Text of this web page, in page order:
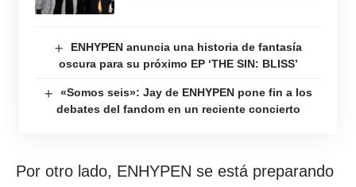
ENHYPEN anuncia una historia de fantasía
oscura para su próximo EP ‘THE SIN: BLISS’
«Somos seis»: Jay de ENHYPEN pone fin a los
debates del fandom en un reciente concierto
Por otro lado, ENHYPEN se está preparando